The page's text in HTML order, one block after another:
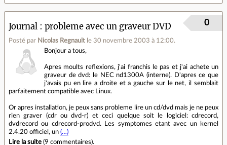
Journal probleme avec un graveur DVD
Posté par Nicolas Regnault le 30 novembre 2003 à 12:00.
0
Bonjour a tous,
Apres moults reflexions, j'ai franchis le pas et j'ai achete un
graveur de dvd: le NEC nd1300A (interne). D'apres ce que
j'avais pu en lire a droite et a gauche sur le net, il semblait
parfaitement compatible avec Linux.
Or apres installation, je peux sans probleme lire un cd/dvd mais je ne peux
rien graver (cdr ou dvd-r) et ceci quelque soit le logiciel: cdrecord,
dvdrecord ou cdrecord-prodvd. Les symptomes etant avec un kernel
2.4.20 officiel, un (…)
Lire la suite (9 commentaires).